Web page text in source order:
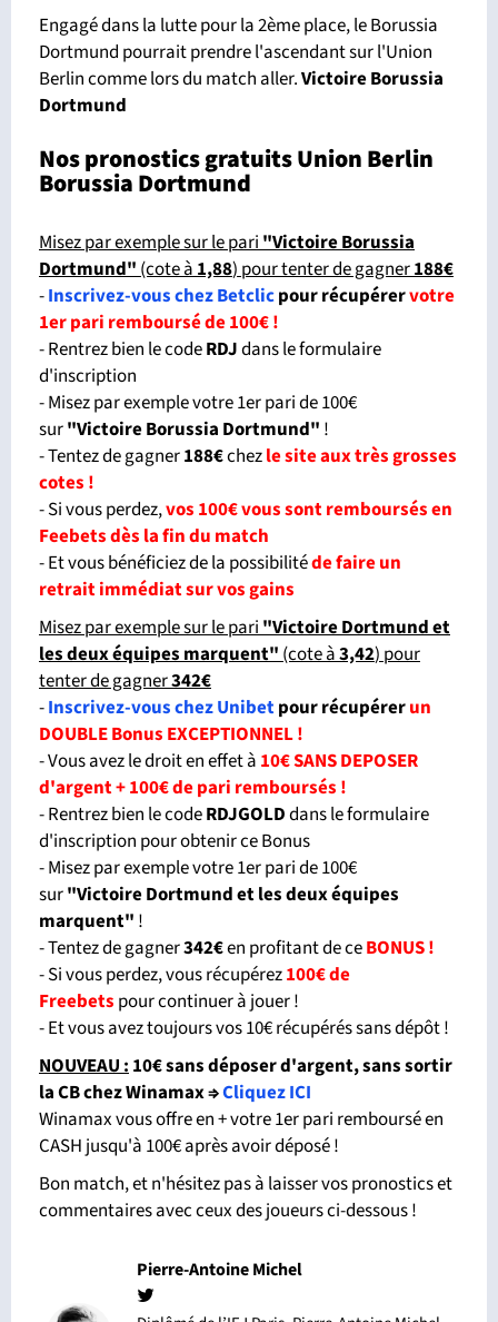
Engagé dans la lutte pour la 2ème place, le Borussia
Dortmund pourrait prendre l'ascendant sur l'Union
Berlin comme lors du match aller.Victoire Borussia
Dortmund
Nos pronostics gratuits Union Berlin
Borussia Dortmund
Misez par exemple sur le pari "Victoire Borussia
Dortmund" (cote à 1,88) pour tenter de gagner188€
-Inscrivez-vous chez Betclicpour récupérervotre
1er pari remboursé de 100€ !
- Rentrez bien le codeRDJdans le formulaire
d'inscription
- Misez par exemple votre 1er pari de 100€
sur"Victoire Borussia Dortmund" !
- Tentez de gagner188€chezle site aux très grosses
cotes !
- Si vous perdez,vos 100€ vous sont remboursés en
Feebets dès la fin du match
- Et vous bénéficiez de la possibilitéde faire un
retrait immédiat sur vos gains
Misez par exemple sur le pari "Victoire Dortmund et
les deux équipes marquent" (cote à3,42) pour
tenter de gagner342€
-Inscrivez-vous chez Unibetpour récupérerun
DOUBLE Bonus EXCEPTIONNEL !
- Vous avez le droit en effet à 10€ SANS DEPOSER
d'argent + 100€ de pari remboursés !
- Rentrez bien le codeRDJGOLDdans le formulaire
d'inscription pour obtenir ce Bonus
- Misez par exemple votre 1er pari de 100€
sur"Victoire Dortmund et les deux équipes
marquent" !
- Tentez de gagner342€en profitant de ceBONUS !
- Si vous perdez, vous récupérez100€ de
Freebets pour continuer à jouer !
- Et vous avez toujours vos 10€ récupérés sans dépôt !
NOUVEAU : 10€ sans déposer d'argent, sans sortir
la CB chez Winamax⇒Cliquez ICI
Winamax vous offre en + votre 1er pari remboursé en
CASH jusqu'à 100€ après avoir déposé !
Bon match, et n'hésitez pas à laisser vos pronostics et
commentaires avec ceux des joueurs ci-dessous !
Pierre-Antoine Michel